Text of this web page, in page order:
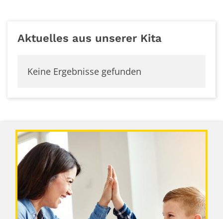
Aktuelles aus unserer Kita
Keine Ergebnisse gefunden